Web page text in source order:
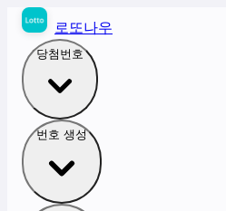
로또나우
당첨번호
번호 생성